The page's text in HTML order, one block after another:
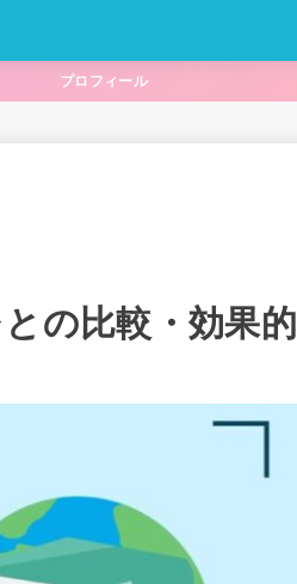
プロフィール
の比較・効果的